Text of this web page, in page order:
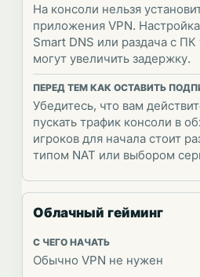
На консоли нельзя
приложения VPN.
Smart DNS или раздача с
могут увеличить задержку.
Убедитесь, что вам
пускать трафик консоли в
игроков для начала стоит
типом NAT или выбором
Облачный гейминг
Обычно VPN не нужен